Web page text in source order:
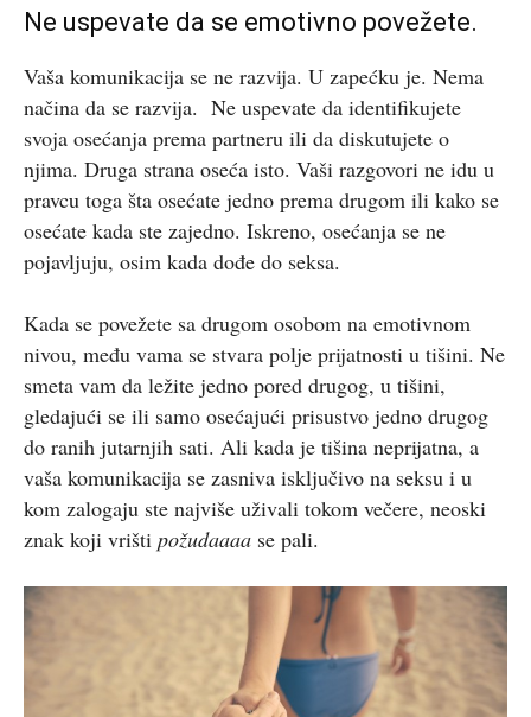
Ne uspevate da se emotivno povežete.
Vaša komunikacija se ne razvija. U zapećku je. Nema
načina da se razvija. Ne uspevate da identifikujete
svoja osećanja prema partneru ili da diskutujete o
njima. Druga strana oseća isto. Vaši razgovori ne idu u
pravcu toga šta osećate jedno prema drugom ili kako se
osećate kada ste zajedno. Iskreno, osećanja se ne
pojavljuju, osim kada dođe do seksa.
Kada se povežete sa drugom osobom na emotivnom
nivou, među vama se stvara polje prijatnosti u tišini. Ne
smeta vam da ležite jedno pored drugog, u tišini,
gledajući se ili samo osećajući prisustvo jedno drugog
do ranih jutarnjih sati. Ali kada je tišina neprijatna, a
vaša komunikacija se zasniva isključivo na seksu i u
kom zalogaju ste najviše uživali tokom večere, neoski
znak koji vrišti požudaaaa se pali.